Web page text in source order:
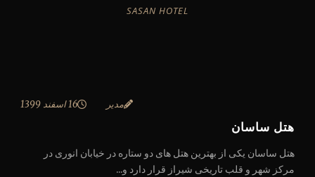
SASAN HOTEL
16 اسفند 1399 مدیر
هتل ساسان
هتل ساسان یکی از بهترین هتل های دو ستاره در خیابان انوری در
مرکز شهر و قلب تاریخی شیراز قرار دارد و...